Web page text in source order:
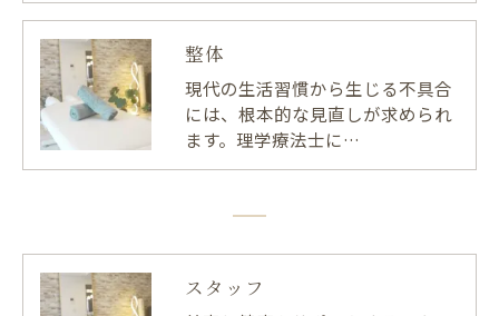
整体
現代の生活習慣から生じる不具合
には、根本的な見直しが求められ
ます。理学療法士に…
スタッフ